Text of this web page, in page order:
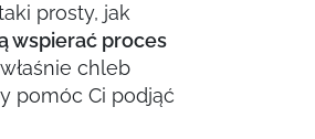
prosty, jak
wspierać proces
chleb
pomóc Ci podjąć